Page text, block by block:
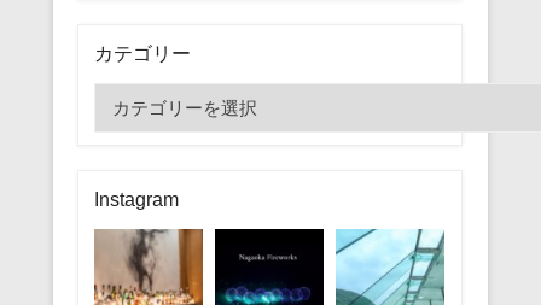
カテゴリー
テ
リ
ー
Instagram